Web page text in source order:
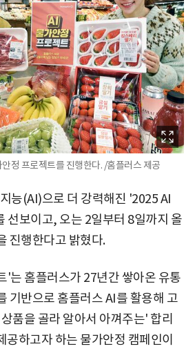
정 프로젝트를 진행한다. /홈플러스 제공
능(AI)으로 더 강력해진 '2025 AI
선보이고, 오는 2일부터 8일까지 올
진행한다고 밝혔다.
'는 홈플러스가 27년간 쌓아온 유통
기반으로 홈플러스 AI를 활용해 고
품을 골라 알아서 아껴주는' 합리
공하고자 하는 물가안정 캠페인이